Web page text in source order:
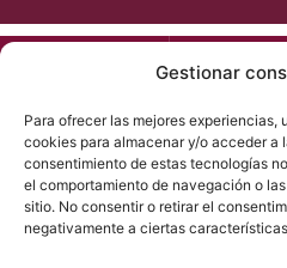
Gestionar
Para ofrecer las mejores
cookies para almacenar y/o acceder a
consentimiento de estas tecnologías
el comportamiento de navegación o
sitio. No consentir o retirar el
negativamente a ciertas
DISEÑAMOS
MARCAS